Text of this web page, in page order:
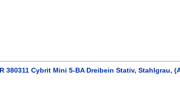
380311 Cybrit Mini 5-BA Dreibein Stativ, Stahlgrau,